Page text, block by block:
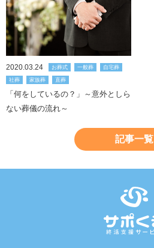
2020.03.24 お葬式 一般葬 自宅葬
社葬 家族葬 直葬
「何をしているの？」～意外としら
ない葬儀の流れ～
記事一覧